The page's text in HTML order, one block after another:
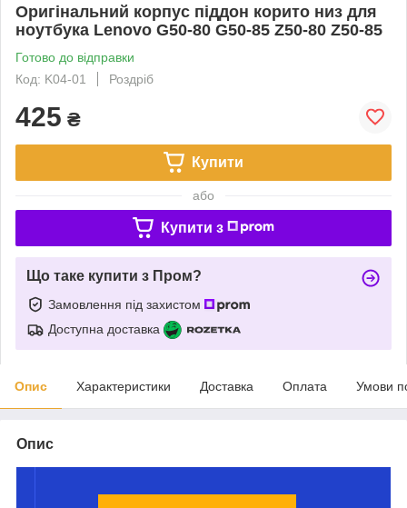
Оригінальний корпус піддон корито низ для
ноутбука Lenovo G50-80 G50-85 Z50-80 Z50-85
Готово до відправки
Код: K04-01
Роздріб
425 ₴
Купити
або
Купити з
Що таке купити з Пром?
Замовлення під захистом
Доступна доставка
Опис Характеристики Доставка Оплата Умови
Опис